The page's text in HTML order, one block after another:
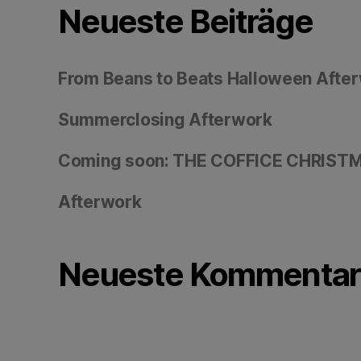
Neueste Beiträge
From Beans to Beats Halloween
Summerclosing Afterwork
Coming soon: THE COFFICE
Afterwork
Neueste